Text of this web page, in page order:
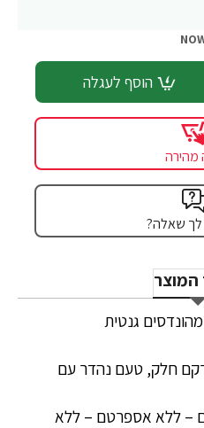
הוסף לעגלה
מהירה
לך שאלה?
המוצר
גנטית
חלק, טעם נהדר עם
– ללא אספרטם – ללא